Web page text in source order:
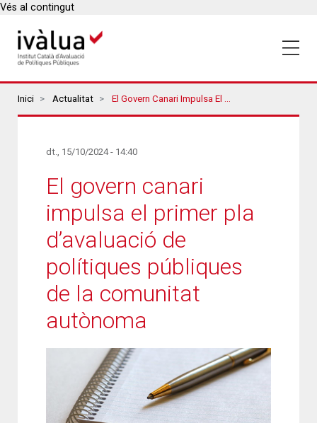
Vés al contingut
Breadcrumbs
Inici Actualitat El Govern Canari Impulsa El Primer Pla D’avaluació De Polítiques Públiques De La Comunitat Autònoma
dt., 15/10/2024 - 14:40
El govern canari
impulsa el primer pla
d’avaluació de
polítiques públiques
de la comunitat
autònoma